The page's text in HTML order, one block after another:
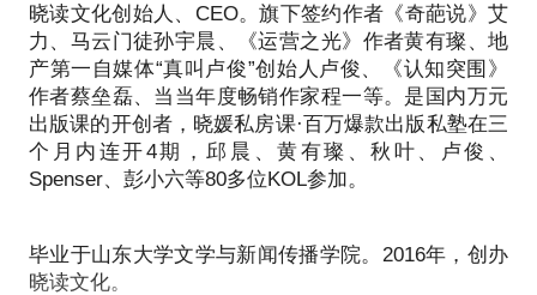
在「在行」我将与你分享：
如何识别潜力作者；
如何为其度身打造方案并快速变现；
运营百万册畅销书的独门心法；
晓读文化创始人、CEO。旗下签约作者《奇葩说》艾
力、马云门徒孙宇晨、《运营之光》作者黄有璨、地
产第一自媒体“真叫卢俊”创始人卢俊、《认知突围》
作者蔡垒磊、当当年度畅销作家程一等。是国内万元
出版课的开创者，晓媛私房课·百万爆款出版私塾在三
个月内连开4期，邱晨、黄有璨、秋叶、卢俊、
Spenser、彭小六等80多位KOL参加。
毕业于山东大学文学与新闻传播学院。2016年，创办
晓读文化。